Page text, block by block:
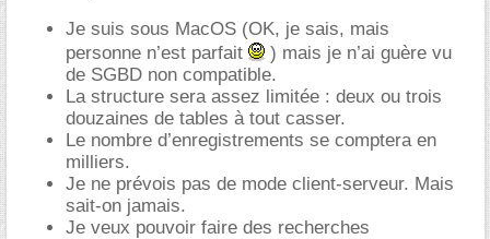
Je suis sous MacOS (OK, je sais, mais
personne n’est parfait
) mais je n’ai guère vu
de SGBD non compatible.
La structure sera assez limitée : deux ou trois
douzaines de tables à tout casser.
Le nombre d’enregistrements se comptera en
milliers.
Je ne prévois pas de mode client-serveur. Mais
sait-on jamais.
Je veux pouvoir faire des recherches